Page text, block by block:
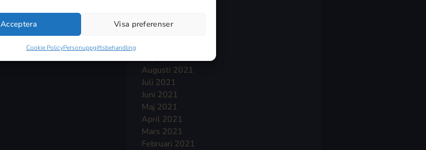
Acceptera Visa preferenser
Cookie PolicyPersonuppgiftsbehandling
December 2021
Augusti 2021
Juli 2021
Juni 2021
Maj 2021
April 2021
Mars 2021
Februari 2021